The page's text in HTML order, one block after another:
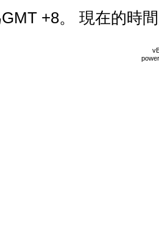
+8。 現在的時